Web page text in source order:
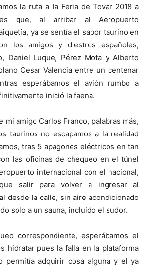
la ruta a la Feria de Tovar 2018 a
que, al arribar al Aeropuerto
ya se sentía el sabor taurino en
los amigos y diestros españoles,
Daniel Luque, Pérez Mota y Alberto
Cesar Valencia entre un centenar
esperábamos el avión rumbo a
inició la faena.
mi amigo Carlos Franco, palabras más,
taurinos no escapamos a la realidad
tras 5 apagones eléctricos en tan
las oficinas de chequeo en el túnel
internacional con el nacional,
salir para volver a ingresar al
desde la calle, sin aire acondicionado
solo a un sauna, incluido el sudor.
correspondiente, esperábamos el
hidratar pues la falla en la plataforma
permitía adquirir cosa alguna y el ya